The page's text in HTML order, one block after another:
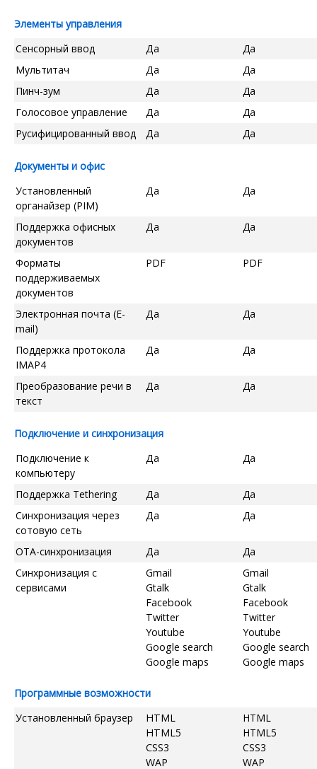
Элементы управления
Сенсорный ввод
Да
Да
Мультитач
Да
Да
Пинч-зум
Да
Да
Голосовое управление
Да
Да
Русифицированный ввод
Да Да
Документы и офис
Установленный
органайзер (PIM)
Да Да
Поддержка офисных
документов
Да Да
Форматы
поддерживаемых
документов
PDF PDF
Электронная почта (E-
mail)
Да Да
Поддержка протокола
IMAP4
Да Да
Преобразование речи в
текст
Да Да
Подключение и синхронизация
Подключение к
компьютеру
Да Да
Поддержка Tethering Да
Да
Синхронизация через
сотовую сеть
Да Да
OTA-синхронизация Да
Да
Синхронизация с
сервисами
Gmail
Gtalk
Facebook
Twitter
Youtube
Google search
Google maps
Gmail
Gtalk
Facebook
Twitter
Youtube
Google search
Google maps
Программные возможности
Установленный браузер
HTML
HTML5
CSS3
WAP
HTML
HTML5
CSS3
WAP